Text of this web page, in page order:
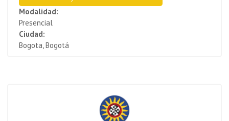
Modalidad:
Presencial
Ciudad:
Bogota, Bogotá